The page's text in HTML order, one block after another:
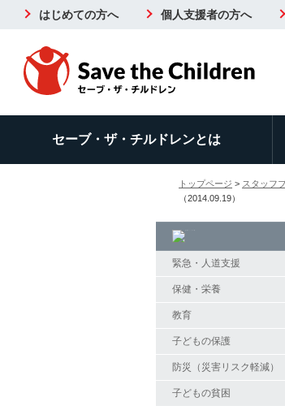
はじめての方へ 個人支援者の方へ
セーブ・ザ・チルドレンとは
トップページ > スタッフ
（2014.09.19）
緊急・人道支援
保健・栄養
教育
子どもの保護
防災（災害リスク軽減）
子どもの貧困